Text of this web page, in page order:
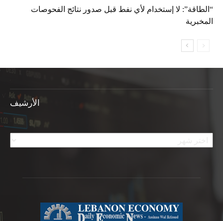
“الطاقة”: لا إستخدام لأي نفط قبل صدور نتائج الفحوصات
المخبرية
الأرشيف
الأرشيف